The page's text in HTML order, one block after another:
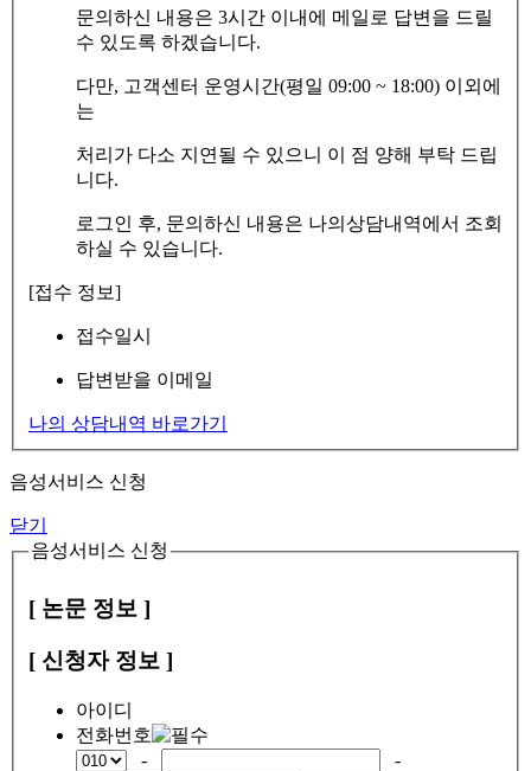
문의하신 내용은 3시간 이내에 메일로 답변을 드릴
수 있도록 하겠습니다.
다만, 고객센터 운영시간(평일 09:00 ~ 18:00) 이외에
는
처리가 다소 지연될 수 있으니 이 점 양해 부탁 드립
니다.
로그인 후, 문의하신 내용은 나의상담내역에서 조회
하실 수 있습니다.
[접수 정보]
접수일시
답변받을 이메일
나의 상담내역 바로가기
음성서비스 신청
닫기
음성서비스 신청
[ 논문 정보 ]
[ 신청자 정보 ]
아이디
전화번호
-
-